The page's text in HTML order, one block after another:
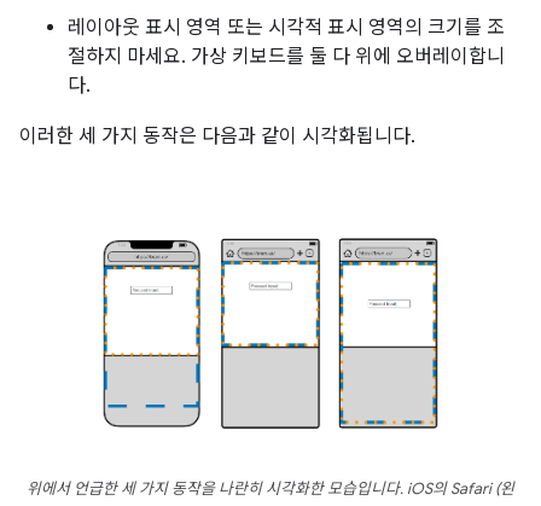
레이아웃 표시 영역 또는 시각적 표시 영역의 크기를 조
절하지 마세요. 가상 키보드를 둘 다 위에 오버레이합니
다.
이러한 세 가지 동작은 다음과 같이 시각화됩니다.
위에서 언급한 세 가지 동작을 나란히 시각화한 모습입니다. iOS의 Safari (왼